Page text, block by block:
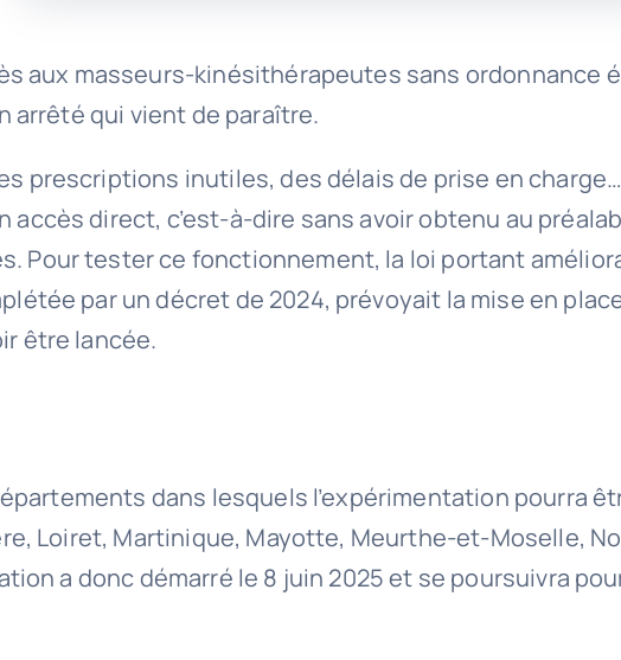
aux masseurs-kinésithérapeutes sans
arrêté qui vient de paraître.
prescriptions inutiles, des délais de prise en
direct, c’est-à-dire sans avoir obtenu au
Pour tester ce fonctionnement, la loi portant
par un décret de 2024, prévoyait la mise en
être lancée.
dans lesquels l’expérimentation pourra
Loiret, Martinique, Mayotte, Meurthe-et-Moselle,
a donc démarré le 8 juin 2025 et se poursuivra